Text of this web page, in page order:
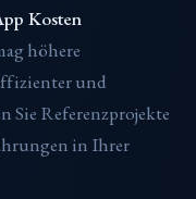
Kosten
höhere
und
Sie Referenzprojekte
in Ihrer